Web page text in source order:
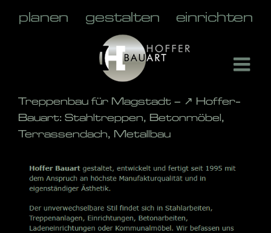
Treppenbau für Magstadt – ↗️ Hoffer-
Bauart: Stahltreppen, Betonmöbel,
Terrassendach, Metallbau